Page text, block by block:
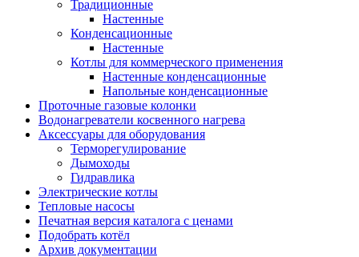
Традиционные
Настенные
Конденсационные
Настенные
Котлы для коммерческого применения
Настенные конденсационные
Напольные конденсационные
Проточные газовые колонки
Водонагреватели косвенного нагрева
Аксессуары для оборудования
Терморегулирование
Дымоходы
Гидравлика
Электрические котлы
Тепловые насосы
Печатная версия каталога с ценами
Подобрать котёл
Архив документации